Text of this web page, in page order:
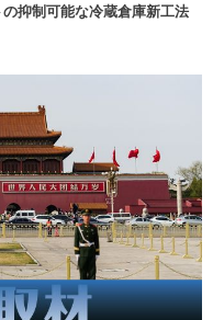
抑制可能な冷蔵倉庫新工法